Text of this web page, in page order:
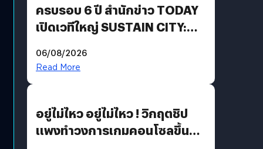
ครบรอบ 6 ปี สำนักข่าว TODAY
เปิดเวทีใหญ่ SUSTAIN CITY:
แนวทางปรับตัวสู่เศรษฐกิจสี
06/08/2026
Read More
อยู่ไม่ไหว อยู่ไม่ไหว ! วิกฤตชิป
แพงทำวงการเกมคอนโซลขึ้น